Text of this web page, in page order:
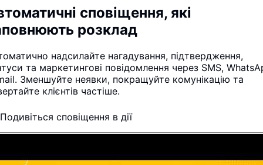
сповіщення, які
розклад
надсилайте нагадування, підтвердження,
та маркетингові повідомлення через SMS,
Зменшуйте неявки, покращуйте комунікацію та
клієнтів частіше.
Подивіться сповіщення в дії